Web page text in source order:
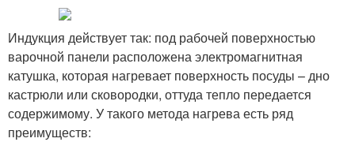
Индукция действует так: под рабочей поверхностью
варочной панели расположена электромагнитная
катушка, которая нагревает поверхность посуды – дно
кастрюли или сковородки, оттуда тепло передается
содержимому. У такого метода нагрева есть ряд
преимуществ: